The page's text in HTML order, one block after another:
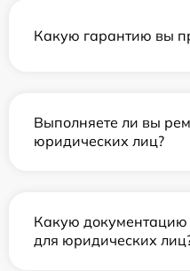
Какую гарантию вы
Выполняете ли вы
юридических лиц?
Какую документацию
для юридических